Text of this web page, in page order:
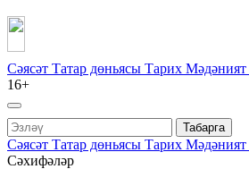
Сәясәт Татар дөньясы Тарих Мәдәният
16+
Табарга
Сәясәт Татар дөньясы Тарих Мәдәният
Сәхифәләр